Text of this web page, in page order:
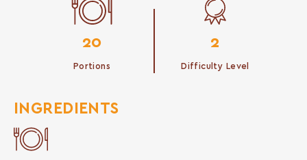
20
Portions
2
Difficulty Level
INGREDIENTS